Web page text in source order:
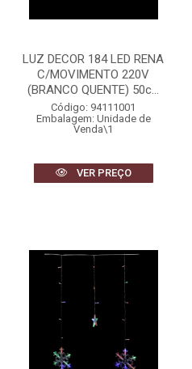
LUZ DECOR 184 LED RENA
C/MOVIMENTO 220V
(BRANCO QUENTE) 50c...
Código: 94111001
Embalagem: Unidade de
Venda\1
VER PREÇO